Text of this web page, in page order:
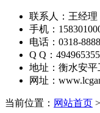
联系人：王经理
手机：
电话：0318-
Q Q：494965355
地址：衡水安平
网址：
当前位置： 网站首页 >